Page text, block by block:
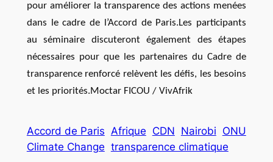
pour améliorer la transparence des actions menées
dans le cadre de l’Accord de Paris.Les participants
au séminaire discuteront également des étapes
nécessaires pour que les partenaires du Cadre de
transparence renforcé relèvent les défis, les besoins
et les priorités.Moctar FICOU / VivAfrik
Accord de Paris Afrique CDN Nairobi ONU
Climate Change transparence climatique